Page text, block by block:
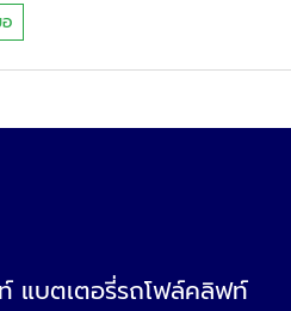
แบตเตอรี่รถโฟล์คลิฟท์